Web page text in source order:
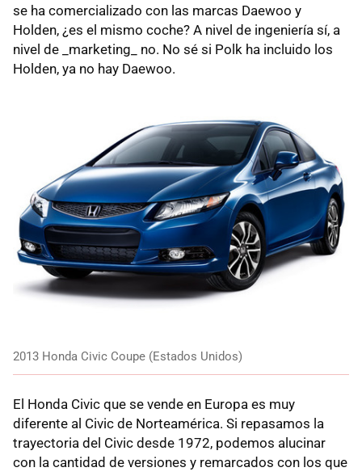
se ha comercializado con las marcas Daewoo y
Holden, ¿es el mismo coche? A nivel de ingeniería sí, a
nivel de _marketing_ no. No sé si Polk ha incluido los
Holden, ya no hay Daewoo.
2013 Honda Civic Coupe (Estados Unidos)
El Honda Civic que se vende en Europa es muy
diferente al Civic de Norteamérica. Si repasamos la
trayectoria del Civic desde 1972, podemos alucinar
con la cantidad de versiones y remarcados con los que